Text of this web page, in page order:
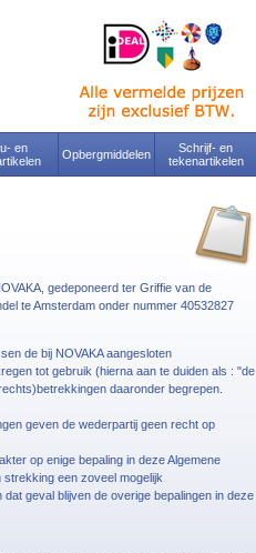
en
Opbergmiddelen
Schrijf- en
tekenartikelen
gedeponeerd ter Griffie van de
te Amsterdam onder nummer 40532827
de bij NOVAKA aangesloten
tot gebruik (hierna aan te duiden als : "de
daaronder begrepen.
geven de wederpartij geen recht op
op enige bepaling in deze Algemene
een zoveel mogelijk
geval blijven de overige bepalingen in deze